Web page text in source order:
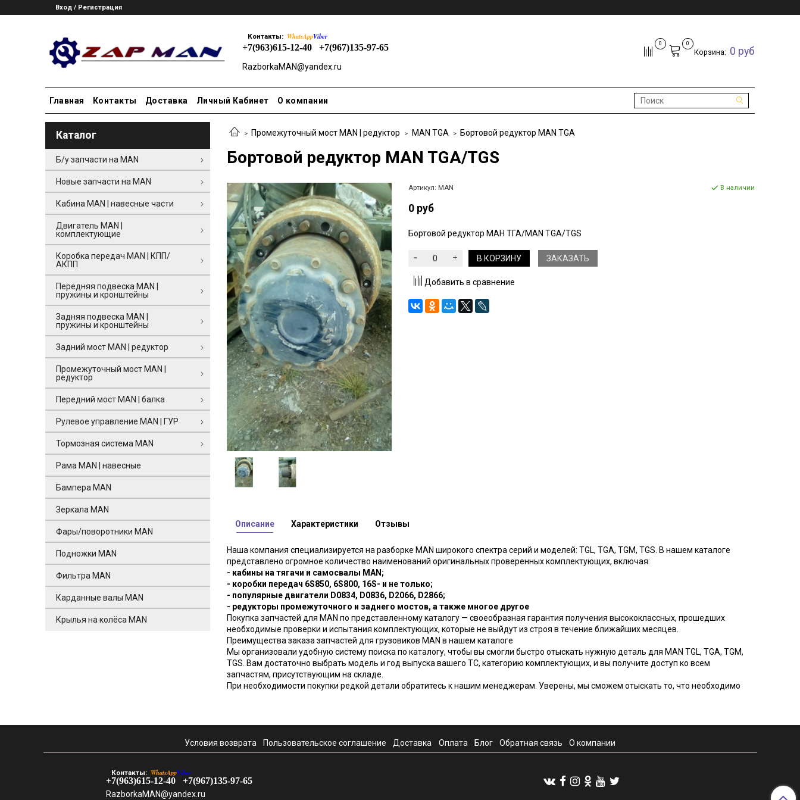
Вход / Регистрация
Контакты: WhatsAppViber
+7(963)615-12-40 +7(967)135-97-65
RazborkaMAN@yandex.ru
0 0
Корзина: 0 руб
Главная Контакты Доставка Личный Кабинет О компании
Промежуточный мост MAN | редуктор MAN TGA Бортовой редуктор MAN TGA
Бортовой редуктор MAN TGA/TGS
Артикул: MAN В наличии
0 руб
Бортовой редуктор МАН ТГА/MAN TGA/TGS
В КОРЗИНУ ЗАКАЗАТЬ
Добавить в сравнение
Описание
Наша компания специализируется на разборке MAN широкого спектра серий и моделей: TGL, TGA, TGM, TGS. В нашем каталоге
представлено огромное количество наименований оригинальных проверенных комплектующих, включая:
- кабины на тягачи и самосвалы MAN;
- коробки передач 6S850, 6S800, 16S- и не только;
- популярные двигатели D0834, D0836, D2066, D2866;
- редукторы промежуточного и заднего мостов, а также многое другое
Покупка запчастей для MAN по представленному каталогу — своеобразная гарантия получения высококлассных, прошедших
необходимые проверки и испытания комплектующих, которые не выйдут из строя в течение ближайших месяцев.
Преимущества заказа запчастей для грузовиков MAN в нашем каталоге
Мы организовали удобную систему поиска по каталогу, чтобы вы смогли быстро отыскать нужную деталь для MAN TGL, TGA, TGM,
TGS. Вам достаточно выбрать модель и год выпуска вашего ТС, категорию комплектующих, и вы получите доступ ко всем
запчастям, присутствующим на складе.
При необходимости покупки редкой детали обратитесь к нашим менеджерам. Уверены, мы сможем отыскать то, что необходимо
Характеристики Отзывы
Каталог
Б/у запчасти на MAN
Новые запчасти на MAN
Кабина MAN | навесные части
Двигатель MAN |
комплектующие
Коробка передач MAN | КПП/
АКПП
Передняя подвеска MAN |
пружины и кронштейны
Задняя подвеска MAN |
пружины и кронштейны
Задний мост MAN | редуктор
Промежуточный мост MAN |
редуктор
Передний мост MAN | балка
Рулевое управление MAN | ГУР
Тормозная система MAN
Рама MAN | навесные
Бампера MAN
Зеркала MAN
Фары/поворотники MAN
Подножки MAN
Фильтра MAN
Карданные валы MAN
Крылья на колёса MAN
Условия возврата Пользовательское соглашение Доставка Оплата Блог Обратная связь О компании
Контакты: WhatsAppViber
+7(963)615-12-40 +7(967)135-97-65
RazborkaMAN@yandex.ru